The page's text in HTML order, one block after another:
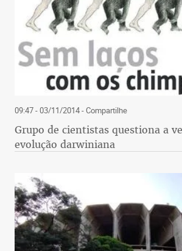
09:47 - 03/11/2014- Compartilhe
Grupo de cientistas questiona a
evolução darwiniana